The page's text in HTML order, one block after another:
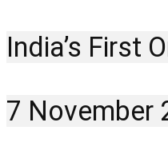
India’s First
7 November